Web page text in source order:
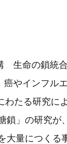
生命の鎖統
やインフル
たる研究に
鎖」の研究
大量につくる